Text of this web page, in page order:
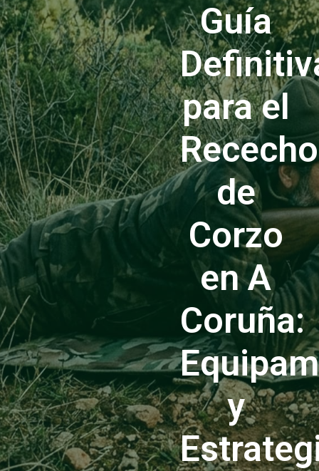
Guía
para el
Rececho
de
Corzo
en A
Coruña:
y